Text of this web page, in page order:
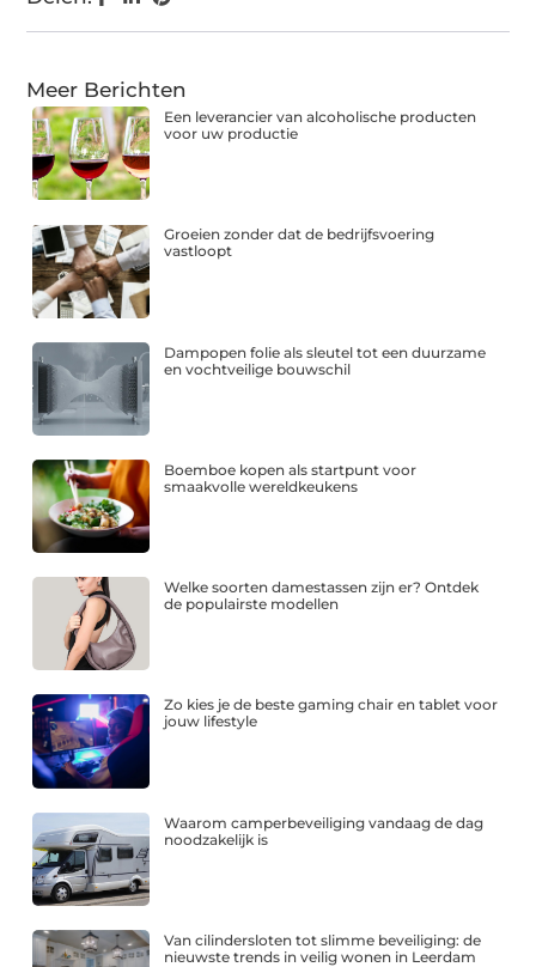
Meer Berichten
Een leverancier van alcoholische producten
voor uw productie
Groeien zonder dat de bedrijfsvoering
vastloopt
Dampopen folie als sleutel tot een duurzame
en vochtveilige bouwschil
Boemboe kopen als startpunt voor
smaakvolle wereldkeukens
Welke soorten damestassen zijn er? Ontdek
de populairste modellen
Zo kies je de beste gaming chair en tablet voor
jouw lifestyle
Waarom camperbeveiliging vandaag de dag
noodzakelijk is
Van cilindersloten tot slimme beveiliging: de
nieuwste trends in veilig wonen in Leerdam